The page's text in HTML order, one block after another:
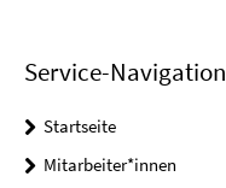
Service-Navigation
Startseite
Mitarbeiter*innen